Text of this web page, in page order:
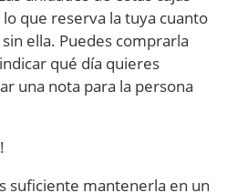
que reserva la tuya cuanto
ella. Puedes comprarla
qué día quieres
una nota para la persona
suficiente mantenerla en un